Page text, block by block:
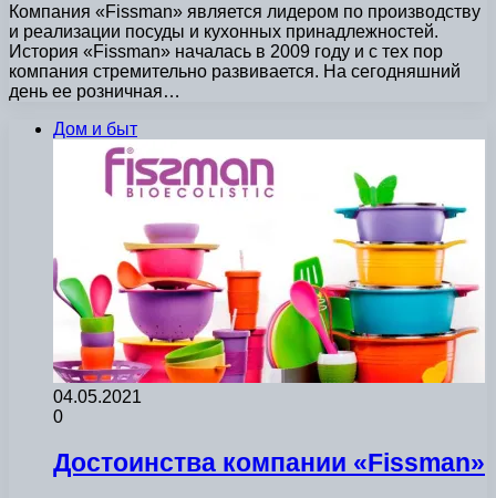
Компания «Fissman» является лидером по производству
и реализации посуды и кухонных принадлежностей.
История «Fissman» началась в 2009 году и с тех пор
компания стремительно развивается. На сегодняшний
день ее розничная…
Дом и быт
04.05.2021
0
Достоинства компании «Fissman»